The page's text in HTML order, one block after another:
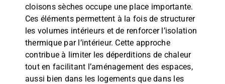
cloisons sèches occupe une place importante.
Ces éléments permettent à la fois de structurer
les volumes intérieurs et de renforcer l’isolation
thermique par l’intérieur. Cette approche
contribue à limiter les déperditions de chaleur
tout en facilitant l’aménagement des espaces,
aussi bien dans les logements que dans les